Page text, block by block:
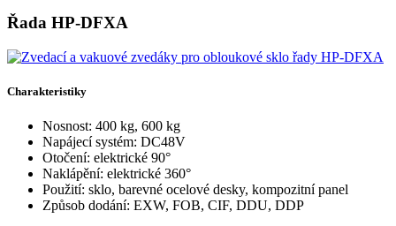
Řada HP-DFXA
Charakteristiky
Nosnost: 400 kg, 600 kg
Napájecí systém: DC48V
Otočení: elektrické 90°
Naklápění: elektrické 360°
Použití: sklo, barevné ocelové desky, kompozitní panel
Způsob dodání: EXW, FOB, CIF, DDU, DDP